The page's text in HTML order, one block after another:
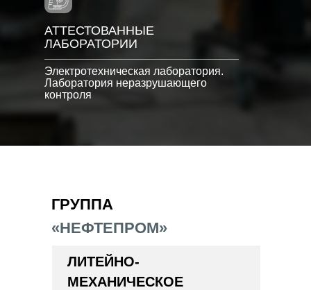
Электротехническая лаборатория.
Лаборатория неразрушающего
контроля
АТТЕСТОВАННЫЕ
ЛАБОРАТОРИИ
ГРУППА
«НЕФТЕПРОМ»
ЛИТЕЙНО-
МЕХАНИЧЕСКОЕ